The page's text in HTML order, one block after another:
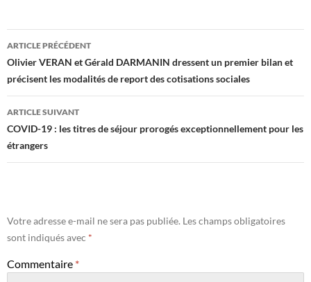
Navigation
des
articles
ARTICLE PRÉCÉDENT
Olivier VERAN et Gérald DARMANIN dressent un premier bilan et
précisent les modalités de report des cotisations sociales
ARTICLE SUIVANT
COVID-19 : les titres de séjour prorogés exceptionnellement pour les
étrangers
Votre adresse e-mail ne sera pas publiée. Les champs obligatoires
sont indiqués avec *
Commentaire *